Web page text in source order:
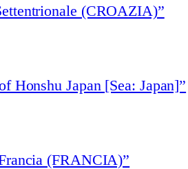
(CROAZIA)”
Honshu Japan [Sea: Japan]”
(FRANCIA)”